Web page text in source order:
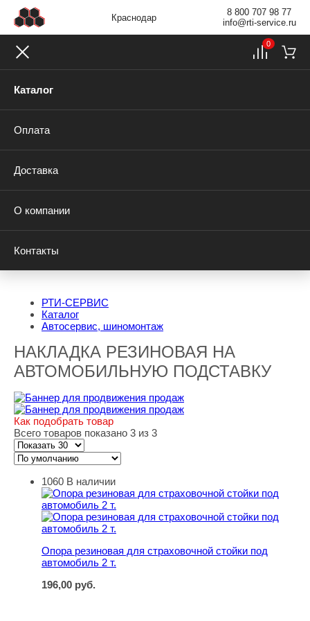
Краснодар
8 800 707 98 77
info@rti-service.ru
Каталог
Оплата
Доставка
О компании
Контакты
0
РТИ-СЕРВИС
Каталог
Автосервис, шиномонтаж
НАКЛАДКА РЕЗИНОВАЯ НА
АВТОМОБИЛЬНУЮ ПОДСТАВКУ
Как подобрать товар
Всего товаров показано 3 из 3
Опора резиновая для страховочной стойки под
1060 В наличии
Опора резиновая для страховочной стойки под
автомобиль 2 т.
196,00 руб.